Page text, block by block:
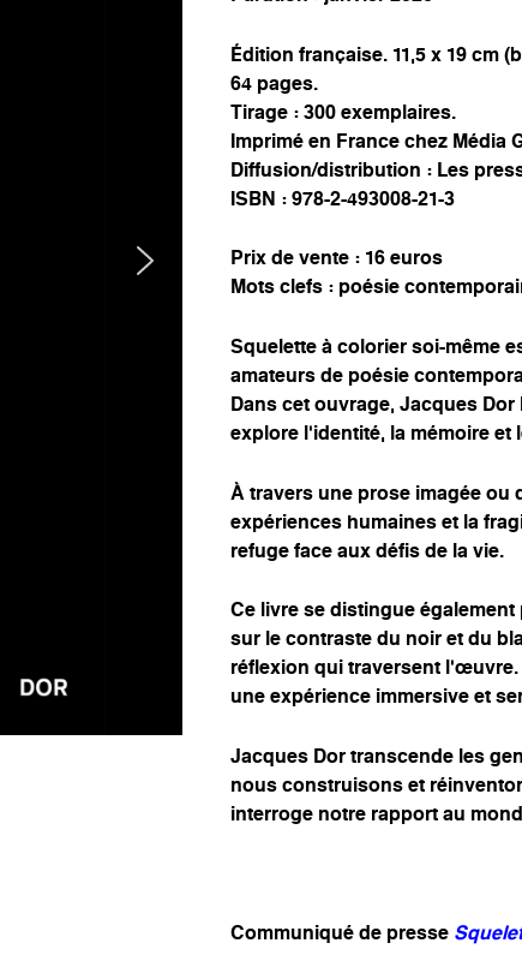
Édition française. 11,5 x 19 cm
64 pages.
Tirage : 300 exemplaires.
Imprimé en France chez Média
Diffusion/distribution : Les
ISBN : 978-2-493008-21-3
Prix de vente : 16 euros
Mots clefs : poésie
Squelette à colorier soi-même
amateurs de poésie
Dans cet ouvrage, Jacques
explore l’identité, la mémoire
À travers une prose imagée ou
expériences humaines et la
refuge face aux défis de la vie.
Ce livre se distingue
sur le contraste du noir et du
réflexion qui traversent
une expérience immersive et
Jacques Dor transcende les
nous construisons et
interroge notre rapport au
Communiqué de presse